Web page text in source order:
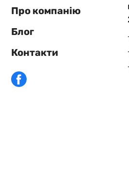
Про компанію
Блог
Контакти